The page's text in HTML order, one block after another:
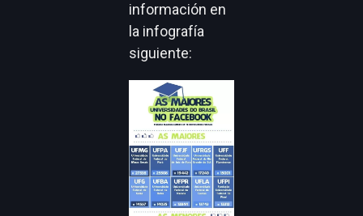
información en
la infografía
siguiente: